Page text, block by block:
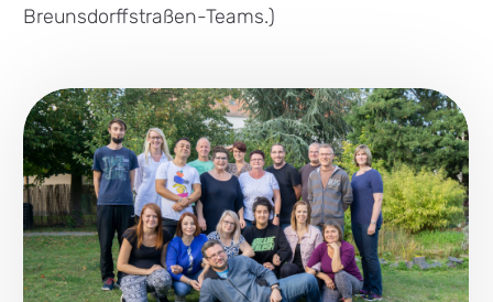
Breunsdorffstraßen-Teams.)